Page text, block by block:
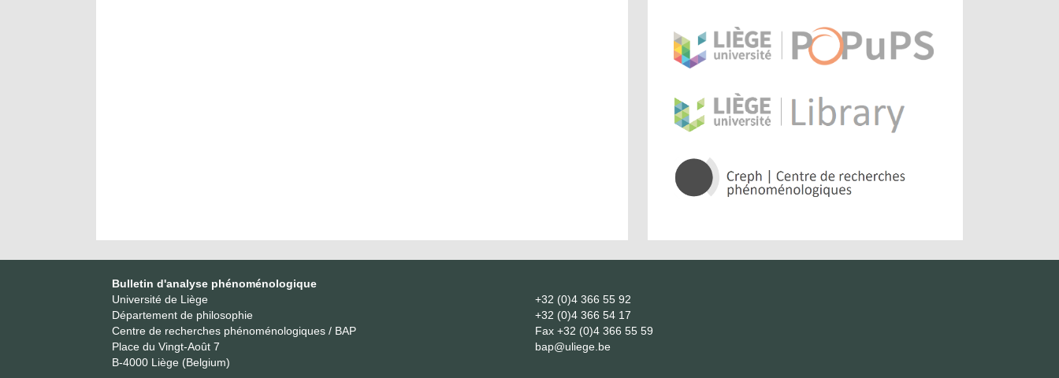
Bulletin d'analyse phénoménologique
Université de Liège
Département de philosophie
Centre de recherches phénoménologiques / BAP
Place du Vingt-Août 7
B-4000 Liège (Belgium)
+32 (0)4 366 55 92
+32 (0)4 366 54 17
Fax +32 (0)4 366 55 59
bap@uliege.be